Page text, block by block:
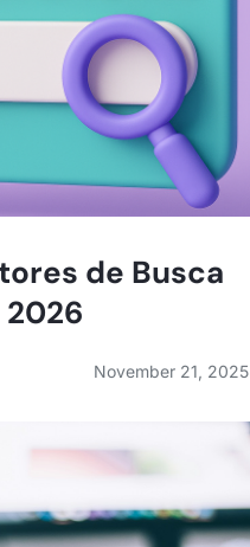
de Busca
November 21, 2025